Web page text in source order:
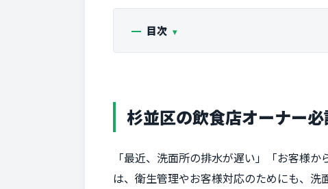
目次
杉並区の飲食店オーナー
「最近、洗面所の排水が遅い」「お客様
は、衛生管理やお客様対応のためにも、